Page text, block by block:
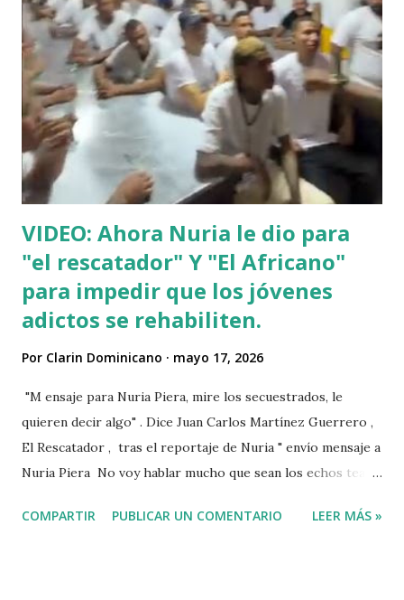
VIDEO: Ahora Nuria le dio para
"el rescatador" Y "El Africano"
para impedir que los jóvenes
adictos se rehabiliten.
Por Clarin Dominicano mayo 17, 2026
"M ensaje para Nuria Piera, mire los secuestrados, le
quieren decir algo" . Dice Juan Carlos Martínez Guerrero ,
El Rescatador , tras el reportaje de Nuria " envío mensaje a
Nuria Piera No voy hablar mucho que sean los echos team"
ayudar a las personas de mi país me iba a traer tanto
COMPARTIR PUBLICAR UN COMENTARIO LEER MÁS »